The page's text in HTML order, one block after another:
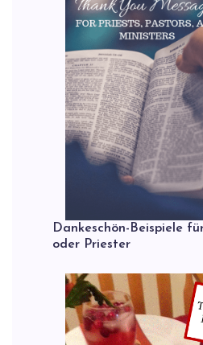
Dankeschön-Beispiele
oder Priester